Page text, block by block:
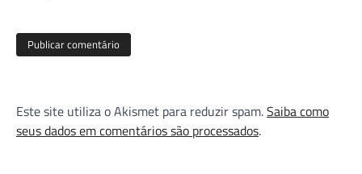
Este site utiliza o Akismet para reduzir spam.Saiba como
seus dados em comentários são processados.